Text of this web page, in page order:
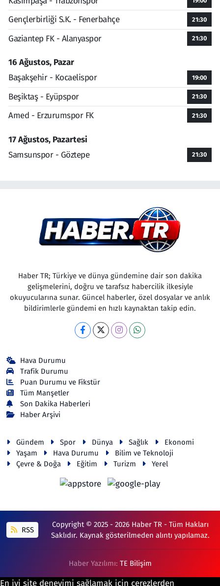
Gençlerbirliği S.K. - Fenerbahçe 21:30
Gaziantep FK - Alanyaspor 21:30
16 Ağustos, Pazar
Başakşehir - Kocaelispor
19:00
Beşiktaş - Eyüpspor 21:30
Amed - Erzurumspor FK 21:30
17 Ağustos, Pazartesi
Samsunspor - Göztepe
21:30
Haber TR; Türkiye ve dünya gündemine dair son dakika
gelişmelerini, doğru ve tarafsız habercilik ilkesiyle
okuyucularına sunar. Güncel haberler, özel dosyalar ve anlık
bildirimlerle gündemi en hızlı kaynaktan takip edin.
Hava Durumu
Trafik Durumu
Puan Durumu ve Fikstür
Tüm Manşetler
Son Dakika Haberleri
Haber Arşivi
Gündem Spor Dünya Sağlık
Ekonomi
Yaşam
Hava Durumu
Bilim ve Teknoloji
Çevre & Doğa
Eğitim Turizm Yerel
RSS
Copyright © 2025 - 2026 Haber TR - Tüm Hakları
Saklıdır. Kaynak gösterilmeden alıntı yapılamaz.
Haber Yazılımı: TE Bilişim
En iyi site deneyimi sağlamak için çerezlerden